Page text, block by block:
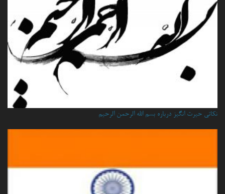
نكاتي حيرت انگيز درباره بسم الله الرحمن الرحيم